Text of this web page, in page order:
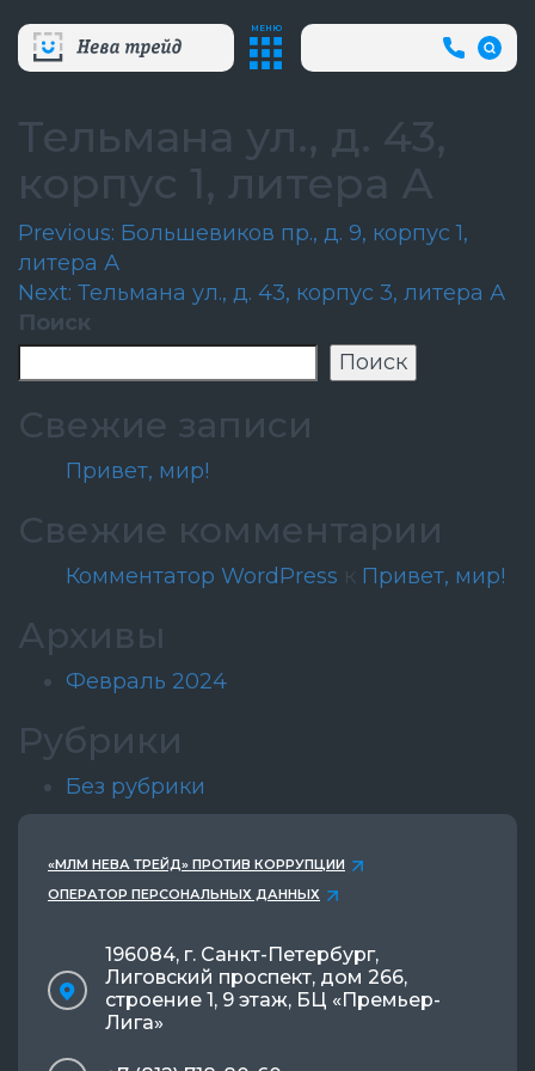
МЕНЮ
+7
(812)
Тельмана ул., д. 43,
корпус 1, литера А
Навигация
по
записям
Previous: Большевиков пр., д. 9, корпус 1,
литера А
Next: Тельмана ул., д. 43, корпус 3, литера А
Поиск
Поиск
Свежие записи
Привет, мир!
Свежие комментарии
Комментатор WordPress к Привет, мир!
Архивы
Февраль 2024
Рубрики
Без рубрики
«МЛМ НЕВА ТРЕЙД» ПРОТИВ КОРРУПЦИИ
ОПЕРАТОР ПЕРСОНАЛЬНЫХ ДАННЫХ
196084, г. Санкт-Петербург,
Лиговский проспект, дом 266,
строение 1, 9 этаж, БЦ «Премьер-
Лига»